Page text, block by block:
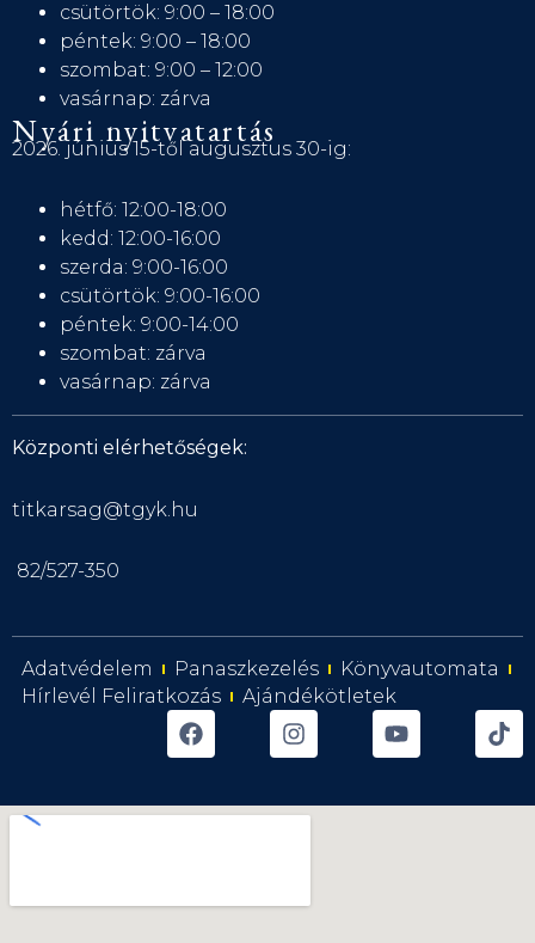
csütörtök: 9:00 – 18:00
péntek: 9:00 – 18:00
szombat: 9:00 – 12:00
vasárnap: zárva
Nyári nyitvatartás
2026. június 15-től augusztus 30-ig:
hétfő: 12:00-18:00
kedd: 12:00-16:00
szerda: 9:00-16:00
csütörtök: 9:00-16:00
péntek: 9:00-14:00
szombat: zárva
vasárnap: zárva
Központi elérhetőségek:
titkarsag@tgyk.hu
82/527-350
Adatvédelem Panaszkezelés
Könyvautomata
Hírlevél Feliratkozás
Ajándékötletek